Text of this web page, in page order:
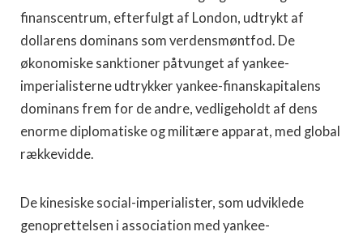
finanscentrum, efterfulgt af London, udtrykt af
dollarens dominans som verdensmøntfod. De
økonomiske sanktioner påtvunget af yankee-
imperialisterne udtrykker yankee-finanskapitalens
dominans frem for de andre, vedligeholdt af dens
enorme diplomatiske og militære apparat, med global
rækkevidde.
De kinesiske social-imperialister, som udviklede
genoprettelsen i association med yankee-